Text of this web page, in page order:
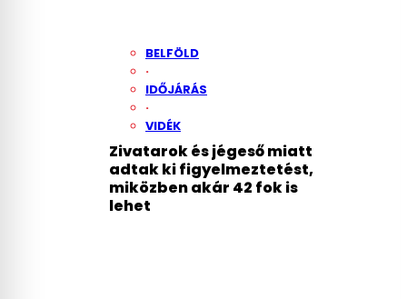
BELFÖLD
·
IDŐJÁRÁS
·
VIDÉK
Zivatarok és jégeső miatt
adtak ki figyelmeztetést,
miközben akár 42 fok is
lehet